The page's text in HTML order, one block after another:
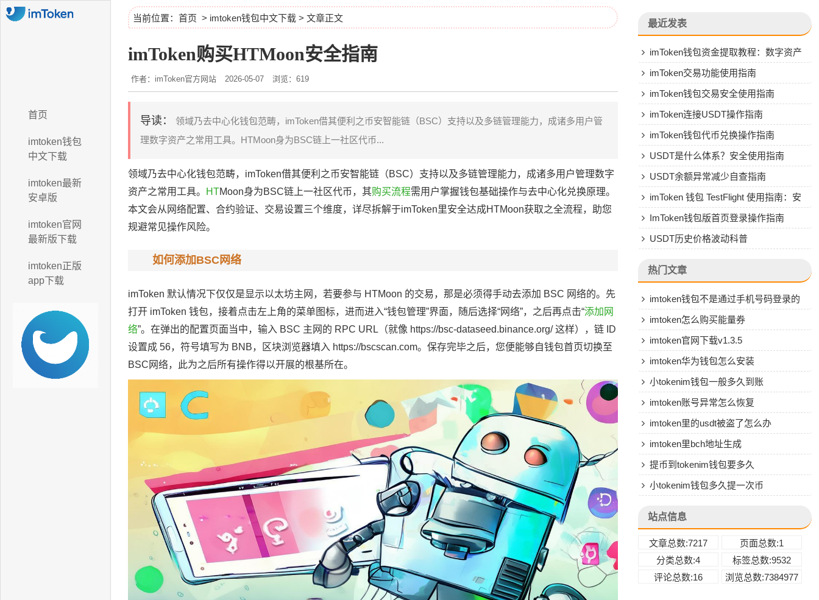
首页
imtoken钱包
中文下载
imtoken最新
安卓版
imtoken官网
最新版下载
imtoken正版
app下载
当前位置： 首页 > imtoken钱包中文下载 > 文章正文
imToken购买HTMoon安全指南
作者：imToken官方网站 2026-05-07 浏览：619
导读：
领域乃去中心化钱包范畴，imToken借其便利之币安智能链（BSC）支持以及多链管理能力，成诸多用户管
理数字资产之常用工具。HTMoon身为BSC链上一社区代币...
领域乃去中心化钱包范畴，imToken借其便利之币安智能链（BSC）支持以及多链管理能力，成诸多用户管理数字
资产之常用工具。
HTMoon身为BSC链上一社区代币，其购买流程需用户掌握钱包基础操作与去中心化兑换原理。
本文会从网络配置、合约验证、交易设置三个维度，详尽拆解于imToken里安全达成HTMoon获取之全流程，助您
规避常见操作风险。
如何添加BSC网络
imToken 默认情况下仅仅是显示以太坊主网，若要参与 HTMoon 的交易，那是必须得手动去添加 BSC 网络的。先
打开 imToken 钱包，接着点击左上角的菜单图标，进而进入“钱包管理”界面，随后选择“网络”，之后再点击“添加网
络”。在弹出的配置页面当中，输入 BSC 主网的 RPC URL（就像 https://bsc-dataseed.binance.org/ 这样），链 ID
设置成 56，符号填写为 BNB，区块浏览器填入 https://bscscan.com。保存完毕之后，您便能够自钱包首页切换至
BSC网络，此为之后所有操作得以开展的根基所在。
最近发表
imToken钱包资金提取教程：数字资产
转人民币操作指南
imToken交易功能使用指南
imToken钱包交易安全使用指南
imToken连接USDT操作指南
imToken钱包代币兑换操作指南
USDT是什么体系？安全使用指南
USDT余额异常减少自查指南
imToken 钱包 TestFlight 使用指南：安
全安装与风险防范
ImToken钱包版首页登录操作指南
USDT历史价格波动科普
热门文章
imtoken钱包不是通过手机号码登录的
吗imtoken怎么购买能量券
imtoken官网下载v1.3.5
imtoken华为钱包怎么安装
小tokenim钱包一般多久到账
imtoken账号异常怎么恢复
imtoken里的usdt被盗了怎么办
imtoken里bch地址生成
提币到tokenim钱包要多久
小tokenim钱包多久提一次币
站点信息
文章总数:7217
页面总数:1
分类总数:4
标签总数:9532
评论总数:16
浏览总数:7384977